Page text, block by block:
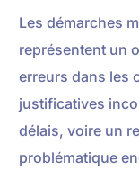
Les démarches
représentent un
erreurs dans les
justificatives
délais, voire un
problématique